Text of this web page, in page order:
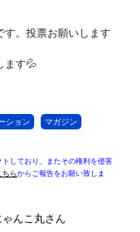
す。投票お願いします
ます💦
ション マガジン
しており、またその権利を侵害
ちらからご報告をお願い致しま
ゃんこ丸さん